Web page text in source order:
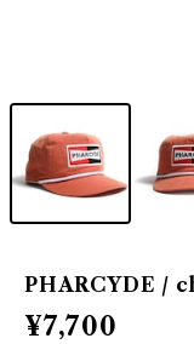
PHARCYDE /
¥7,700